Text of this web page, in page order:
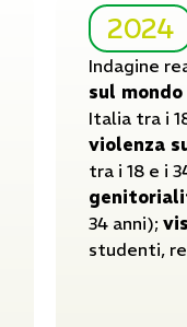
2024
Indagine
sul
Italia tra i
violenza
tra i 18 e i
34 anni);
studenti,